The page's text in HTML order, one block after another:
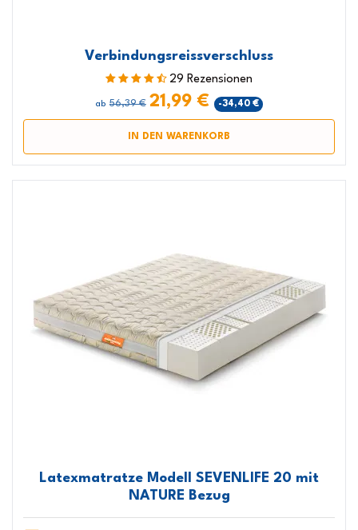
Verbindungsreissverschluss
29 Rezensionen
ab 56,39 € 21,99 € -34,40 €
IN DEN WARENKORB
Latexmatratze Modell SEVENLIFE 20 mit
NATURE Bezug